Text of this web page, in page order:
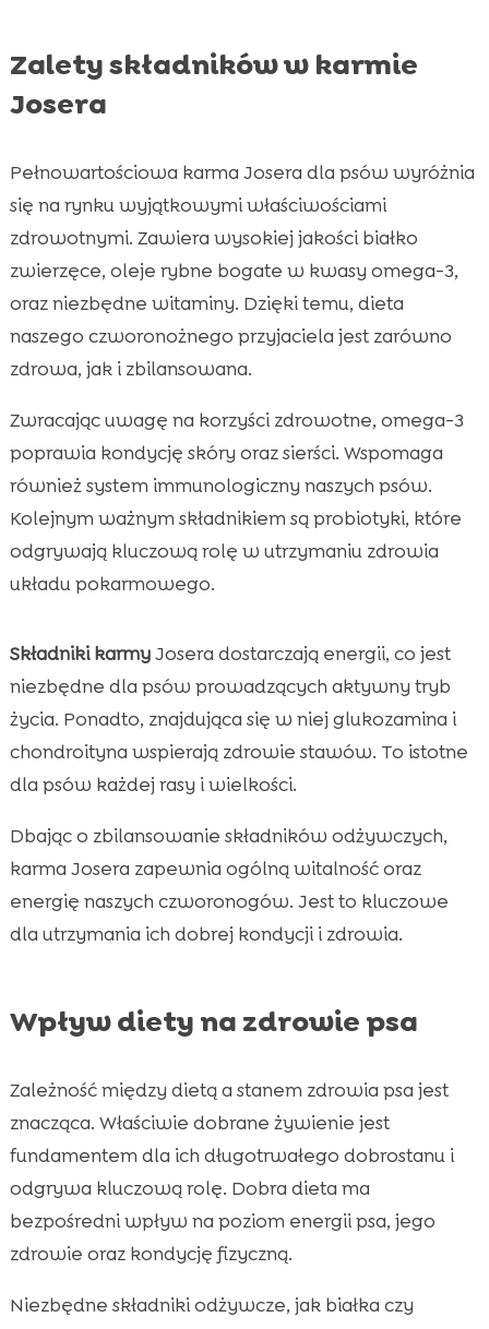
Zalety składników w karmie
Josera
Pełnowartościowa karma Josera dla psów wyróżnia
się na rynku wyjątkowymi właściwościami
zdrowotnymi. Zawiera wysokiej jakości białko
zwierzęce, oleje rybne bogate w kwasy omega-3,
oraz niezbędne witaminy. Dzięki temu, dieta
naszego czworonożnego przyjaciela jest zarówno
zdrowa, jak i zbilansowana.
Zwracając uwagę na korzyści zdrowotne, omega-3
poprawia kondycję skóry oraz sierści. Wspomaga
również system immunologiczny naszych psów.
Kolejnym ważnym składnikiem są probiotyki, które
odgrywają kluczową rolę w utrzymaniu zdrowia
układu pokarmowego.
Składniki karmyJosera dostarczają energii, co jest
niezbędne dla psów prowadzących aktywny tryb
życia. Ponadto, znajdująca się w niej glukozamina i
chondroityna wspierają zdrowie stawów. To istotne
dla psów każdej rasy i wielkości.
Dbając o zbilansowanie składników odżywczych,
karma Josera zapewnia ogólną witalność oraz
energię naszych czworonogów. Jest to kluczowe
dla utrzymania ich dobrej kondycji i zdrowia.
Wpływ diety na zdrowie psa
Zależność między dietą a stanem zdrowia psa jest
znacząca. Właściwie dobrane żywienie jest
fundamentem dla ich długotrwałego dobrostanu i
odgrywa kluczową rolę. Dobra dieta ma
bezpośredni wpływ na poziom energii psa, jego
zdrowie oraz kondycję fizyczną.
Niezbędne składniki odżywcze, jak białka czy